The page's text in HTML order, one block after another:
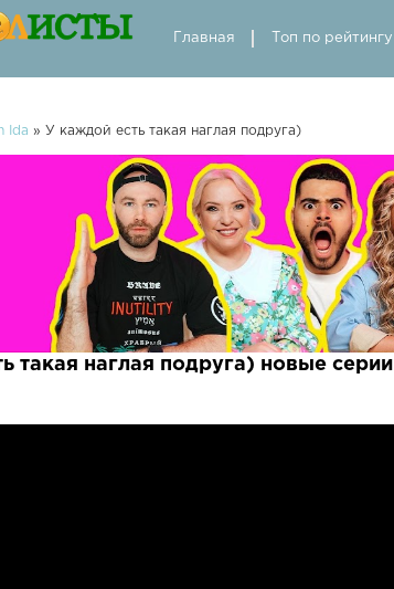
Главная Топ по рейтингу
Ida » У каждой есть такая наглая подруга)
такая наглая подруга) новые серии